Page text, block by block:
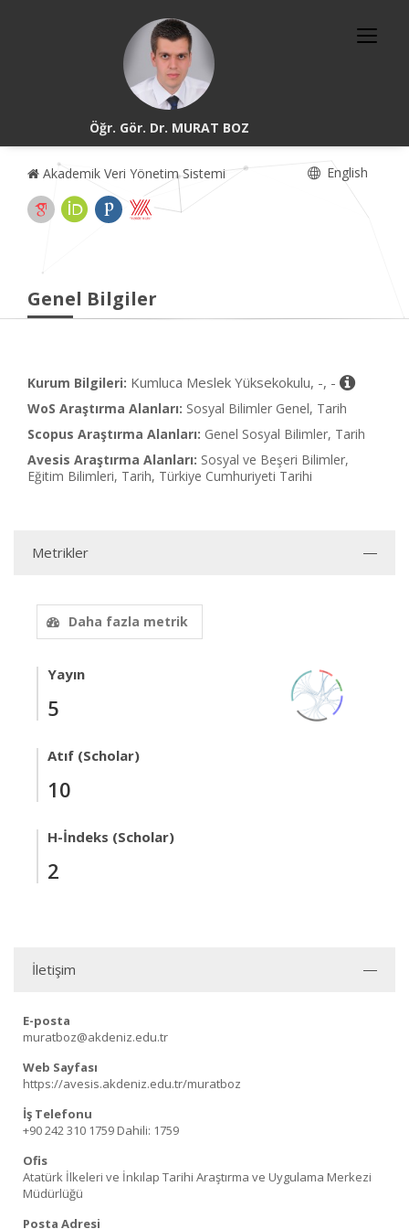
Öğr. Gör. Dr. MURAT BOZ
Akademik Veri Yönetim Sistemi English
Genel Bilgiler
Kurum Bilgileri: Kumluca Meslek Yüksekokulu, -, -
WoS Araştırma Alanları: Sosyal Bilimler Genel, Tarih
Scopus Araştırma Alanları: Genel Sosyal Bilimler, Tarih
Avesis Araştırma Alanları: Sosyal ve Beşeri Bilimler,
Eğitim Bilimleri, Tarih, Türkiye Cumhuriyeti Tarihi
Metrikler
Daha fazla metrik
Yayın
5
Atıf (Scholar)
10
H-İndeks (Scholar)
2
İletişim
E-posta
muratboz@akdeniz.edu.tr
Web Sayfası
https://avesis.akdeniz.edu.tr/muratboz
İş Telefonu
+90 242 310 1759 Dahili: 1759
Ofis
Atatürk İlkeleri ve İnkılap Tarihi Araştırma ve Uygulama Merkezi
Müdürlüğü
Posta Adresi